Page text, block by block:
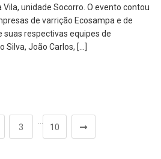
unidade Socorro. O evento contou
de varrição Ecosampa e de
suas respectivas equipes de
Silva, João Carlos, […]
3 10